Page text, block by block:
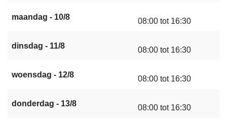
maandag - 10/8 08:00 tot 16:30
dinsdag - 11/8 08:00 tot 16:30
woensdag - 12/8 08:00 tot 16:30
donderdag - 13/8 08:00 tot 16:30